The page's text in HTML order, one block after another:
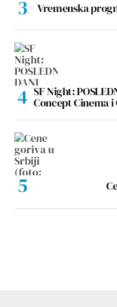
Vremenska
SF Night:
Concept Cinema